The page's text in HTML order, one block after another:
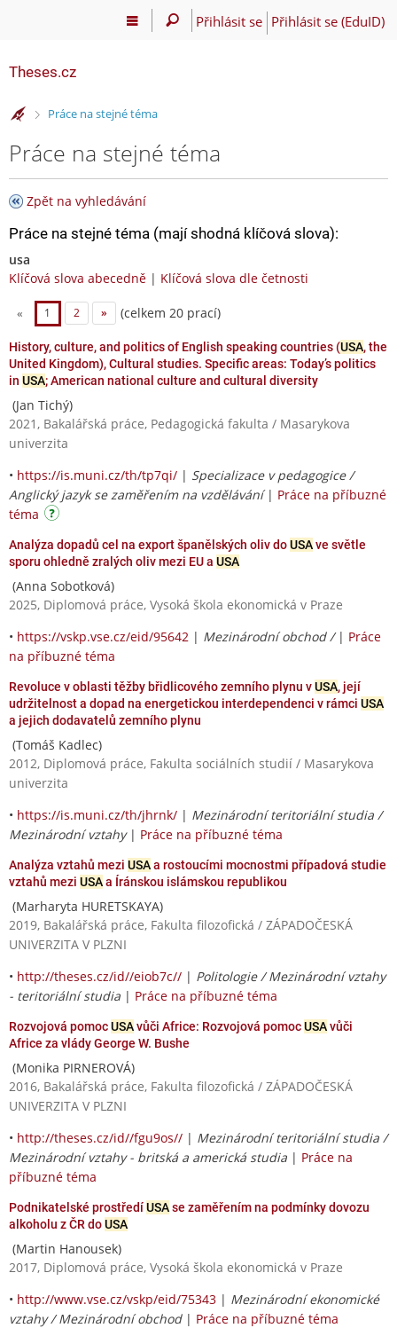
Přihlásit se Přihlásit se (EduID)
Theses.cz
>Práce na stejné téma
Práce na stejné téma
Zpět na vyhledávání
Práce na stejné téma (mají shodná klíčová slova):
usa
Klíčová slova abecedně | Klíčová slova dle četnosti
« 1 2 » (celkem 20 prací)
History, culture, and politics of English speaking countries (USA, the
United Kingdom), Cultural studies. Specific areas: Today’s politics
in USA; American national culture and cultural diversity
(Jan Tichý)
2021, Bakalářská práce, Pedagogická fakulta / Masarykova
univerzita
• https://is.muni.cz/th/tp7qi/ | Specializace v pedagogice /
Anglický jazyk se zaměřením na vzdělávání| Práce na příbuzné
téma
Analýza dopadů cel na export španělských oliv doUSAve světle
sporu ohledně zralých oliv mezi EU a USA
(Anna Sobotková)
2025, Diplomová práce, Vysoká škola ekonomická v Praze
• https://vskp.vse.cz/eid/95642 | Mezinárodní obchod / | Práce
na příbuzné téma
Revoluce v oblasti těžby břidlicového zemního plynu vUSA, její
udržitelnost a dopad na energetickou interdependenci v rámci USA
a jejich dodavatelů zemního plynu
(Tomáš Kadlec)
2012, Diplomová práce, Fakulta sociálních studií / Masarykova
univerzita
• https://is.muni.cz/th/jhrnk/ | Mezinárodní teritoriální studia /
Mezinárodní vztahy| Práce na příbuzné téma
Analýza vztahů mezi USAa rostoucími mocnostmi případová studie
vztahů mezi USAa Íránskou islámskou republikou
(Marharyta HURETSKAYA)
2019, Bakalářská práce, Fakulta filozofická / ZÁPADOČESKÁ
UNIVERZITA V PLZNI
• http://theses.cz/id//eiob7c// | Politologie / Mezinárodní vztahy
- teritoriální studia | Práce na příbuzné téma
Rozvojová pomocUSAvůči Africe: Rozvojová pomocUSAvůči
Africe za vlády George W. Bushe
(Monika PIRNEROVÁ)
2016, Bakalářská práce, Fakulta filozofická / ZÁPADOČESKÁ
UNIVERZITA V PLZNI
• http://theses.cz/id//fgu9os// | Mezinárodní teritoriální studia /
Mezinárodní vztahy - britská a americká studia | Práce na
příbuzné téma
Podnikatelské prostředíUSAse zaměřením na podmínky dovozu
alkoholu z ČR doUSA
(Martin Hanousek)
2017, Diplomová práce, Vysoká škola ekonomická v Praze
• http://www.vse.cz/vskp/eid/75343 | Mezinárodní ekonomické
vztahy / Mezinárodní obchod| Práce na příbuzné téma